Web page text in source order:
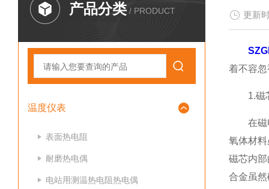
产品分类 / PRODUCT
温度仪表
表面热电阻
耐磨热电偶
电站用测温热电阻热电偶
更新
着不容
1.磁芯
在磁电
氧体材
磁芯内
合金虽